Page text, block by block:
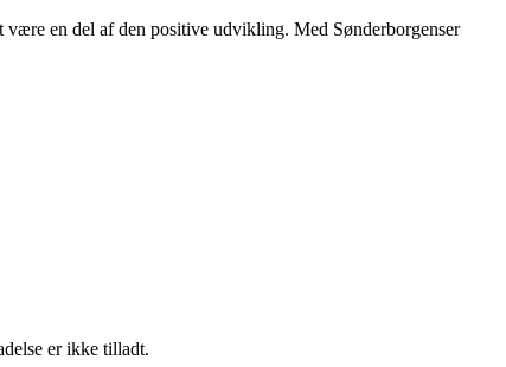
en del af den positive udvikling. Med Sønderborgenser
er ikke tilladt.